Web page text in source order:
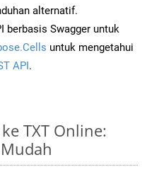
alternatif.
berbasis Swagger untuk
untuk mengetahui
API.
TXT Online: